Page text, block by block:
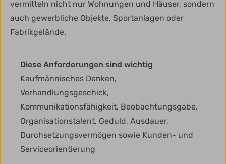
vermitteln nicht nur Wohnungen und Häuser, sondern
auch gewerbliche Objekte, Sportanlagen oder
Fabrikgelände.
Diese Anforderungen sind wichtig
Kaufmännisches Denken,
Verhandlungsgeschick,
Kommunikationsfähigkeit, Beobachtungsgabe,
Organisationstalent, Geduld, Ausdauer,
Durchsetzungsvermögen sowie Kunden- und
Serviceorientierung